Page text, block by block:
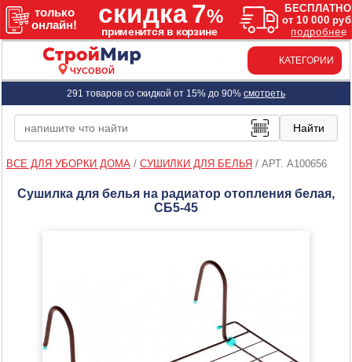
ЧУСОВОЙ
КАТЕГОРИИ
291 товаров со скидкой от 15% до 90% смотреть
ВСЕ ДЛЯ УБОРКИ ДОМА/ СУШИЛКИ ДЛЯ БЕЛЬЯ / АРТ. A100656
Сушилка для белья на радиатор отопления белая,
СБ5-45